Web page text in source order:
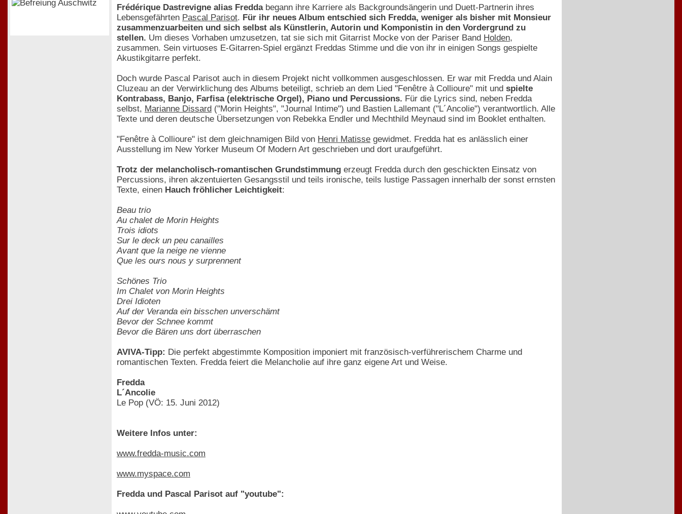
Frédérique Dastrevigne alias Freddabegann ihre Karriere als Backgroundsängerin und Duett-Partnerin ihres
Lebensgefährten Pascal Parisot. Für ihr neues Album entschied sich Fredda, weniger als bisher mit Monsieur
zusammenzuarbeiten und sich selbst als Künstlerin, Autorin und Komponistin in den Vordergrund zu
stellen. Um dieses Vorhaben umzusetzen, tat sie sich mit Gitarrist Mocke von der Pariser Band Holden,
zusammen. Sein virtuoses E-Gitarren-Spiel ergänzt Freddas Stimme und die von ihr in einigen Songs gespielte
Akustikgitarre perfekt.
Doch wurde Pascal Parisot auch in diesem Projekt nicht vollkommen ausgeschlossen. Er war mit Fredda und Alain
Cluzeau an der Verwirklichung des Albums beteiligt, schrieb an dem Lied "Fenêtre à Collioure" mit und spielte
Kontrabass, Banjo, Farfisa (elektrische Orgel), Piano und Percussions. Für die Lyrics sind, neben Fredda
selbst, Marianne Dissard ("Morin Heights", "Journal Intime") und Bastien Lallemant ("L´Ancolie") verantwortlich. Alle
Texte und deren deutsche Übersetzungen von Rebekka Endler und Mechthild Meynaud sind im Booklet enthalten.
"Fenêtre à Collioure" ist dem gleichnamigen Bild von Henri Matisse gewidmet. Fredda hat es anlässlich einer
Ausstellung im New Yorker Museum Of Modern Art geschrieben und dort uraufgeführt.
Trotz der melancholisch-romantischen Grundstimmung erzeugt Fredda durch den geschickten Einsatz von
Percussions, ihren akzentuierten Gesangsstil und teils ironische, teils lustige Passagen innerhalb der sonst ernsten
Texte, einen Hauch fröhlicher Leichtigkeit:
Beau trio
Au chalet de Morin Heights
Trois idiots
Sur le deck un peu canailles
Avant que la neige ne vienne
Que les ours nous y surprennent
Schönes Trio
Im Chalet von Morin Heights
Drei Idioten
Auf der Veranda ein bisschen unverschämt
Bevor der Schnee kommt
Bevor die Bären uns dort überraschen
AVIVA-Tipp: Die perfekt abgestimmte Komposition imponiert mit französisch-verführerischem Charme und
romantischen Texten. Fredda feiert die Melancholie auf ihre ganz eigene Art und Weise.
Fredda
L´Ancolie
Le Pop (VÖ: 15. Juni 2012)
Weitere Infos unter:
www.fredda-music.com
www.myspace.com
Fredda und Pascal Parisot auf "youtube":